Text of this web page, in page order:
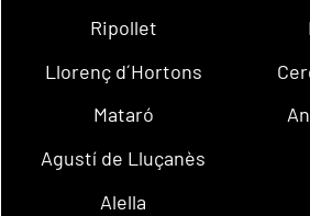
Ripollet
Llorenç d´Hortons
Mataró
Agustí de Lluçanès
Alella